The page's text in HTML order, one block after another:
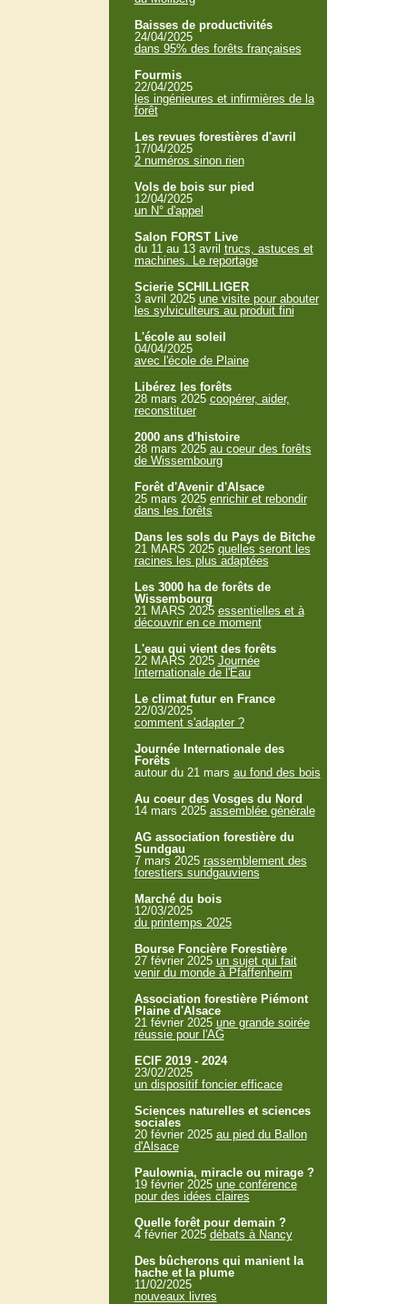
Baisses de productivités
24/04/2025
dans 95% des forêts françaises
Fourmis
22/04/2025
les ingénieures et infirmières de la
forêt
Les revues forestières d'avril
17/04/2025
2 numéros sinon rien
Vols de bois sur pied
12/04/2025
un N° d'appel
Salon FORST Live
du 11 au 13 avril trucs, astuces et
machines. Le reportage
Scierie SCHILLIGER
3 avril 2025 une visite pour abouter
les sylviculteurs au produit fini
L'école au soleil
04/04/2025
avec l'école de Plaine
Libérez les forêts
28 mars 2025 coopérer, aider,
reconstituer
2000 ans d'histoire
28 mars 2025 au coeur des forêts
de Wissembourg
Forêt d'Avenir d'Alsace
25 mars 2025 enrichir et rebondir
dans les forêts
Dans les sols du Pays de Bitche
21 MARS 2025 quelles seront les
racines les plus adaptées
Les 3000 ha de forêts de
Wissembourg
21 MARS 2025 essentielles et à
découvrir en ce moment
L'eau qui vient des forêts
22 MARS 2025 Journée
Internationale de l'Eau
Le climat futur en France
22/03/2025
comment s'adapter ?
Journée Internationale des
Forêts
autour du 21 mars au fond des bois
Au coeur des Vosges du Nord
14 mars 2025 assemblée générale
AG association forestière du
Sundgau
7 mars 2025 rassemblement des
forestiers sundgauviens
Marché du bois
12/03/2025
du printemps 2025
Bourse Foncière Forestière
27 février 2025 un sujet qui fait
venir du monde à Pfaffenheim
Association forestière Piémont
Plaine d'Alsace
21 février 2025 une grande soirée
réussie pour l'AG
ECIF 2019 - 2024
23/02/2025
un dispositif foncier efficace
Sciences naturelles et sciences
sociales
20 février 2025 au pied du Ballon
d'Alsace
Paulownia, miracle ou mirage ?
19 février 2025 une conférence
pour des idées claires
Quelle forêt pour demain ?
4 février 2025 débats à Nancy
Des bûcherons qui manient la
hache et la plume
11/02/2025
nouveaux livres